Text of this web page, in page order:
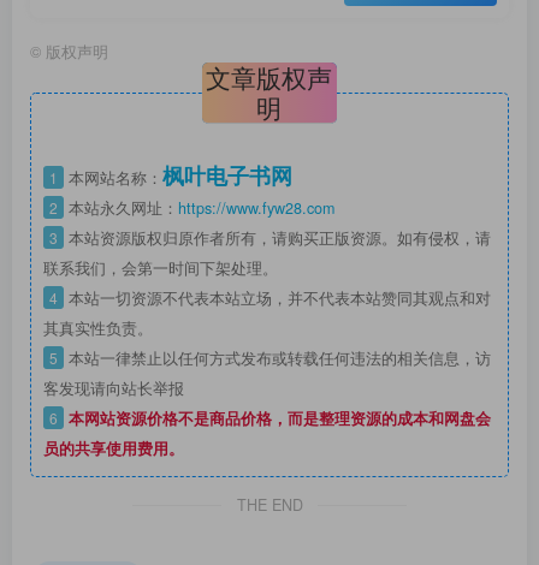
© 版权声明
文章版权声
明
1 本网站名称： 枫叶电子书网
2 本站永久网址： https://www.fyw28.com
3 本站资源版权归原作者所有，请购买正版资源。如有侵权，请
联系我们，会第一时间下架处理。
4 本站一切资源不代表本站立场，并不代表本站赞同其观点和对
其真实性负责。
5 本站一律禁止以任何方式发布或转载任何违法的相关信息，访
客发现请向站长举报
6 本网站资源价格不是商品价格，而是整理资源的成本和网盘会
员的共享使用费用。
THE END